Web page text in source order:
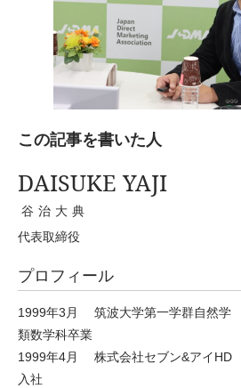
この記事を書いた人
DAISUKE YAJI
谷治大典
代表取締役
プロフィール
1999年3月 筑波大学第一学群自然学
類数学科卒業
1999年4月 株式会社セブン&アイHD
入社